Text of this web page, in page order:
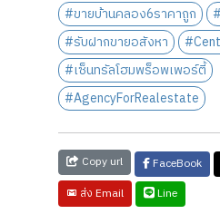
#ขายบ้านคลอง6ราคาถูก
#รับฝากขายอสังหา
#เซ็นทรัลโฮมพร็อพเพอร์ตี้
#AgencyForRealestate
Copy url FaceBook
ส่ง Email
Line